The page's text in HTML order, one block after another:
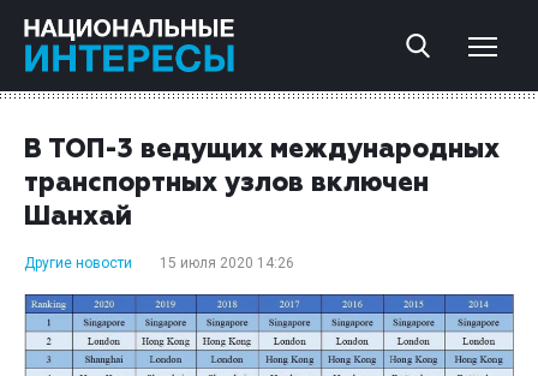
В ТОП-3 ведущих международных
транспортных узлов включен
Шанхай
Другие новости 15 июля 2020 14:26